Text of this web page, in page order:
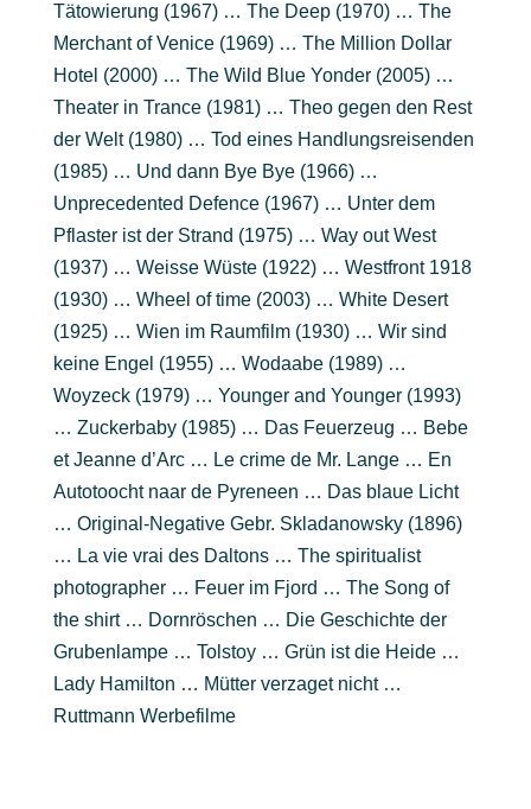
Tätowierung (1967) … The Deep (1970) … The
Merchant of Venice (1969) … The Million Dollar
Hotel (2000) … The Wild Blue Yonder (2005) …
Theater in Trance (1981) … Theo gegen den Rest
der Welt (1980) … Tod eines Handlungsreisenden
(1985) … Und dann Bye Bye (1966) …
Unprecedented Defence (1967) … Unter dem
Pflaster ist der Strand (1975) … Way out West
(1937) … Weisse Wüste (1922) … Westfront 1918
(1930) … Wheel of time (2003) … White Desert
(1925) … Wien im Raumfilm (1930) … Wir sind
keine Engel (1955) … Wodaabe (1989) …
Woyzeck (1979) … Younger and Younger (1993)
… Zuckerbaby (1985) … Das Feuerzeug … Bebe
et Jeanne d’Arc … Le crime de Mr. Lange … En
Autotoocht naar de Pyreneen … Das blaue Licht
… Original-Negative Gebr. Skladanowsky (1896)
… La vie vrai des Daltons … The spiritualist
photographer … Feuer im Fjord … The Song of
the shirt … Dornröschen … Die Geschichte der
Grubenlampe … Tolstoy … Grün ist die Heide …
Lady Hamilton … Mütter verzaget nicht …
Ruttmann Werbefilme